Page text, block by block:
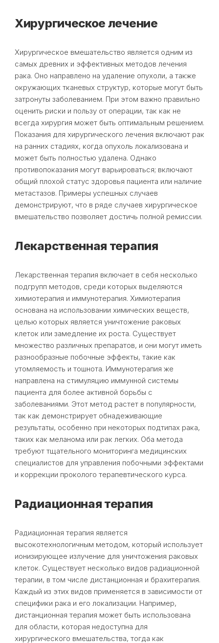
Хирургическое лечение
Хирургическое вмешательство является одним из
самых древних и эффективных методов лечения
рака. Оно направлено на удаление опухоли, а также
окружающих тканевых структур, которые могут быть
затронуты заболеванием. При этом важно правильно
оценить риски и пользу от операции, так как не
всегда хирургия может быть оптимальным решением.
Показания для хирургического лечения включают рак
на ранних стадиях, когда опухоль локализована и
может быть полностью удалена. Однако
противопоказания могут варьироваться; включают
общий плохой статус здоровья пациента или наличие
метастазов. Примеры успешных случаев
демонстрируют, что в ряде случаев хирургическое
вмешательство позволяет достичь полной ремиссии.
Лекарственная терапия
Лекарственная терапия включает в себя несколько
подгрупп методов, среди которых выделяются
химиотерапия и иммунотерапия. Химиотерапия
основана на использовании химических веществ,
целью которых является уничтожение раковых
клеток или замедление их роста. Существует
множество различных препаратов, и они могут иметь
разнообразные побочные эффекты, такие как
утомляемость и тошнота. Иммунотерапия же
направлена на стимуляцию иммунной системы
пациента для более активной борьбы с
заболеваниями. Этот метод растет в популярности,
так как демонстрирует обнадеживающие
результаты, особенно при некоторых подтипах рака,
таких как меланома или рак легких. Оба метода
требуют тщательного мониторинга медицинских
специалистов для управления побочными эффектами
и коррекции проколого терапевтического курса.
Радиационная терапия
Радиационная терапия является
высокотехнологичным методом, который использует
ионизирующее излучение для уничтожения раковых
клеток. Существует несколько видов радиационной
терапии, в том числе дистанционная и брахитерапия.
Каждый из этих видов применяется в зависимости от
специфики рака и его локализации. Например,
дистанционная терапия может быть использована
для области, которая недоступна для
хирургического вмешательства, тогда как